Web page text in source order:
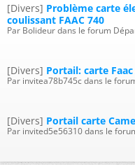
[Divers] Problème carte
coulissant FAAC 740
Par Bolideur dans le forum
[Divers] Portail: carte
Par invitea78b745c dans le
[Divers] Portail carte
Par invited5e56310 dans le